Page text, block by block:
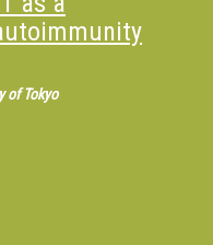
of Tokyo